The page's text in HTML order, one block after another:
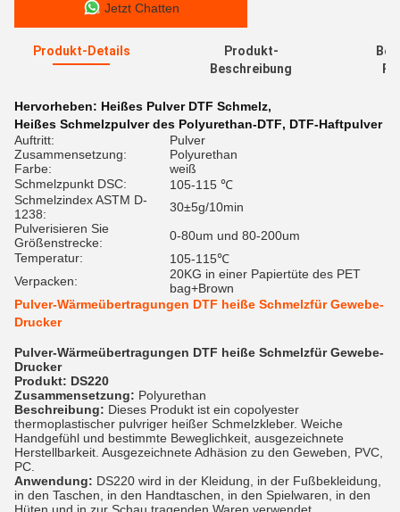
Jetzt Chatten
Produkt-Details
Produkt-
Beschreibung
Hervorheben: Heißes Pulver DTF Schmelz,
Heißes Schmelzpulver des Polyurethan-DTF, DTF-Haftpulver
Auftritt:
Pulver
Zusammensetzung:
Polyurethan
Farbe:
weiß
Schmelzpunkt DSC:
105-115 ℃
Schmelzindex ASTM D-
1238:
30±5g/10min
Pulverisieren Sie
Größenstrecke:
0-80um und 80-200um
Temperatur:
105-115℃
Verpacken:
20KG in einer Papiertüte des PET
bag+Brown
Pulver-Wärmeübertragungen DTF heiße Schmelzfür Gewebe-
Drucker
Pulver-Wärmeübertragungen DTF heiße Schmelzfür Gewebe-
Drucker
Produkt: DS220
Zusammensetzung: Polyurethan
Beschreibung: Dieses Produkt ist ein copolyester
thermoplastischer pulvriger heißer Schmelzkleber. Weiche
Handgefühl und bestimmte Beweglichkeit, ausgezeichnete
Herstellbarkeit. Ausgezeichnete Adhäsion zu den Geweben, PVC,
PC.
Anwendung: DS220 wird in der Kleidung, in der Fußbekleidung,
in den Taschen, in den Handtaschen, in den Spielwaren, in den